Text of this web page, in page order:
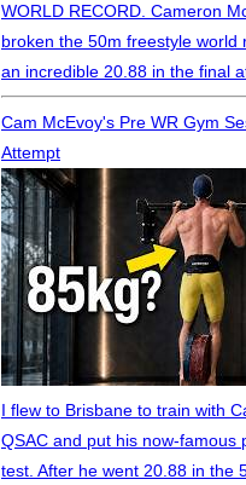
WORLD RECORD. Cameron
broken the 50m freestyle world
an incredible 20.88 in the final at
Cam McEvoy's Pre WR Gym
Attempt
I flew to Brisbane to train with
QSAC and put his now-famous
test. After he went 20.88 in the